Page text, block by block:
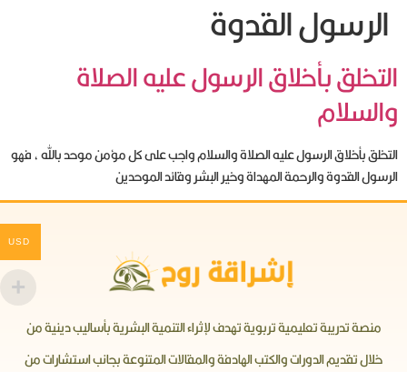
الرسول القدوة
التخلق بأخلاق الرسول عليه الصلاة
والسلام
التخلق بأخلاق الرسول عليه الصلاة والسلام واجب على كل مؤمن موحد بالله ، فهو
الرسول القدوة والرحمة المهداة وخير البشر وقائد الموحدين
منصة تدريبة تعليمية تربوية تهدف لإثراء التنمية البشرية بأساليب دينية من
خلال تقديم الدورات والكتب الهادفة والمقالات المتنوعة بجانب استشارات من
USD